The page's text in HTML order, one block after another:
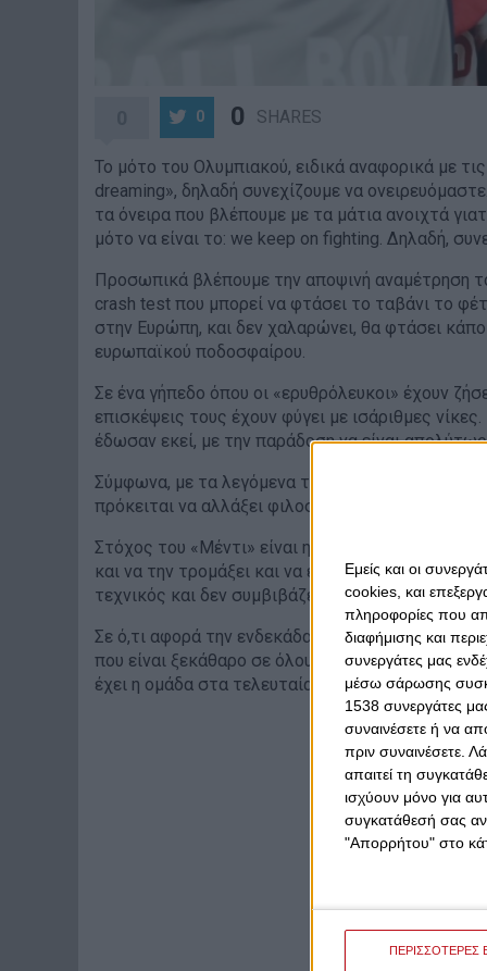
Εμείς και οι
cookies, και
πληροφορίες που
διαφήμισης και
συνεργάτες μας
μέσω σάρωσης
1538 συνεργάτες
συναινέσετε ή να
πριν συναινέσετε.
απαιτεί τη
ισχύουν μόνο για
συγκατάθεσή σας
"Απορρήτου" στο
ΠΕΡΙΣΣΟΤΕΡΕΣ
0 SHARES
0
Το μότο του Ολυμπιακού, ειδικά αναφορικά με
dreaming», δηλαδή συνεχίζουμε να
τα όνειρα που βλέπουμε με τα μάτια ανοιχτά
μότο να είναι το: we keep on fighting. Δηλαδή,
Προσωπικά βλέπουμε την αποψινή αναμέτρηση
crash test που μπορεί να φτάσει το ταβάνι το
στην Ευρώπη, και δεν χαλαρώνει, θα φτάσει
ευρωπαϊκού ποδοσφαίρου.
Σε ένα γήπεδο όπου οι «ερυθρόλευκοι» έχουν
επισκέψεις τους έχουν φύγει με ισάριθμες
έδωσαν εκεί, με την παράδοση να είναι
Σύμφωνα, με τα λεγόμενα του Χοσέ Λουίς
πρόκειται να αλλάξει φιλοσοφία και τρόπο
Στόχος του «Μέντι» είναι η ομάδα του να
και να την τρομάξει και να εκμεταλλευτεί τις
τεχνικός και δεν συμβιβάζεται με τίποτε άλλο.
Σε ό,τι αφορά την ενδεκάδα, μπορεί ο Βάσκος
που είναι ξεκάθαρο σε όλους, είναι πως δεν
έχει η ομάδα στα τελευταία παιχνίδια.